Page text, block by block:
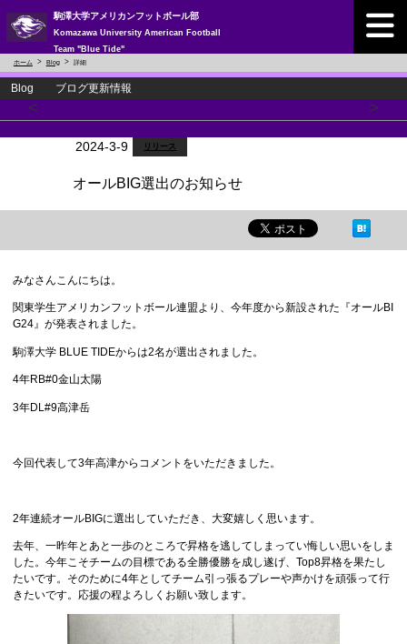
駒澤大学アメリカンフットボール部
Komazawa University American Football
Team "Blue Tide"
ホーム Blog 詳細
Blog ブログ更新情報
< >
2024-3-9 リリース
オールBIG選出のお知らせ
みなさんこんにちは。
関東学生アメリカンフットボール連盟より、今年度から新設された『オールBI
G24』が発表されました。
駒澤大学 BLUE TIDEからは2名が選出されました。
4年RB#0金山太陽
3年DL#9高津岳
今回代表して3年高津からコメントをいただきました。
2年連続オールBIGに選出していただき、大変嬉しく思います。
去年、一昨年とあと一歩のところで昇格を逃してしまってい悔しい思いをしま
した。今年こそチームの目標である全勝優勝を成し遂げ、Top8昇格を果たし
たいです。そのために4年としてチーム引っ張るプレーや声かけを頑張って行
きたいです。応援の程よろしくお願い致します。